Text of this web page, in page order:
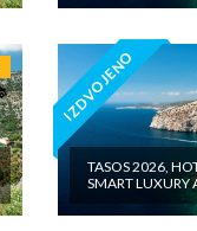
IZDVOJENO
TASOS 2026,
SMART LUXURY